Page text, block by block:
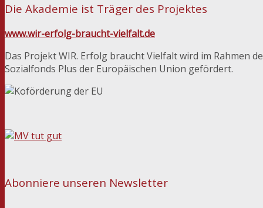
Die Akademie ist Träger des Projektes
www.wir-erfolg-braucht-vielfalt.de
Das Projekt WIR. Erfolg braucht Vielfalt wird im Rahmen
Sozialfonds Plus der Europäischen Union gefördert.
Abonniere unseren Newsletter